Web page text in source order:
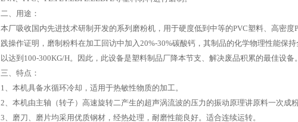
二、用途：
本厂吸收国内先进技术研制开发的系列磨粉机，用于硬度低到中等的PVC塑料、高密
践操作证明，磨制粉料在加工回访中加入20%-30%碳酸钙，其制品的化学物理性能保
以达到100-300KG/H。因此，此设备是塑料制品厂降本节支、解决废品积累的最佳设备
三、特点：
1、本机具备水循环冷却，适用于热敏性物质的加工。
2、本机由主轴（转子）高速旋转二产生的超声涡流波的压力的振动原理讲原料一次成
3、磨刀、磨片均采用优质钢材，经热处理，耐磨性能良好。适合连续运转。